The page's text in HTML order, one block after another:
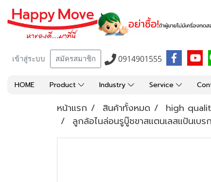
เข้าสู่ระบบ สมัครสมาชิก 0914901555
HOME Product Industry Service
หน้าแรก สินค้าทั้งหมด high
ลูกล้อไนล่อนรูบู๊ชขาสแตนเลสแป้นเ